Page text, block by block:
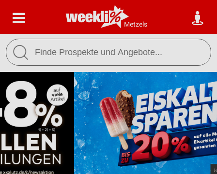
Metzels